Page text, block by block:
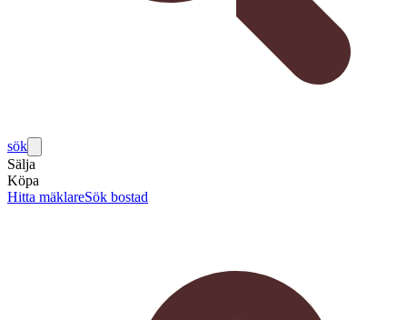
sök
Sälja
Köpa
Hitta mäklareSök bostad